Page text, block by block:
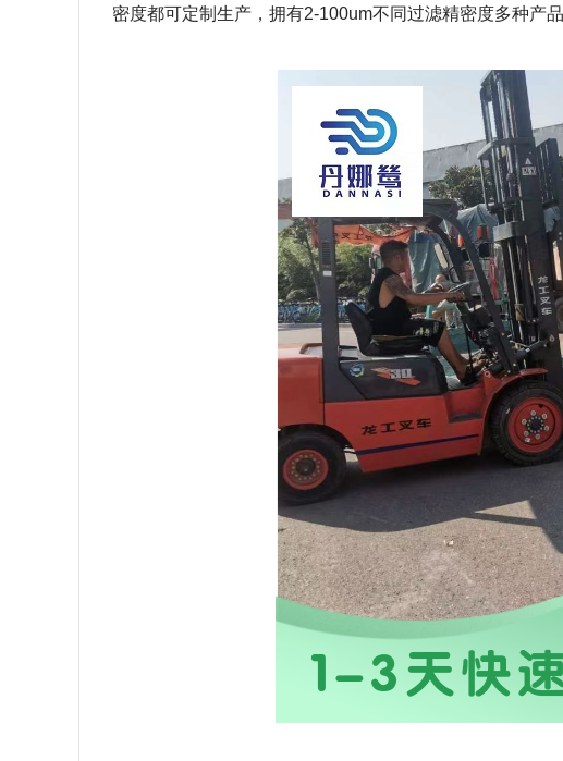
密度都可定制生产，拥有2-100um不同过滤精密度多种产